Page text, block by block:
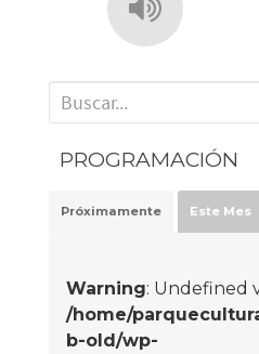
' . __('Search for:') . '
PROGRAMACIÓN
Próximamente Este Mes
Warning: Undefined
/home/
b-old/wp-